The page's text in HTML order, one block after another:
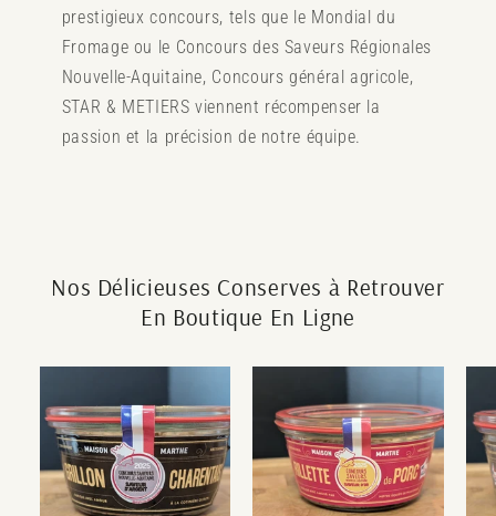
prestigieux concours, tels que le Mondial du
Fromage ou le Concours des Saveurs Régionales
Nouvelle-Aquitaine, Concours général agricole,
STAR & METIERS viennent récompenser la
passion et la précision de notre équipe.
Nos Délicieuses Conserves à Retrouver
En Boutique En Ligne